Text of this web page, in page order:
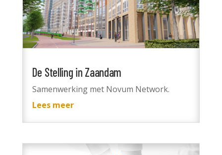
De Stelling in Zaandam
Samenwerking met Novum Network.
Lees meer